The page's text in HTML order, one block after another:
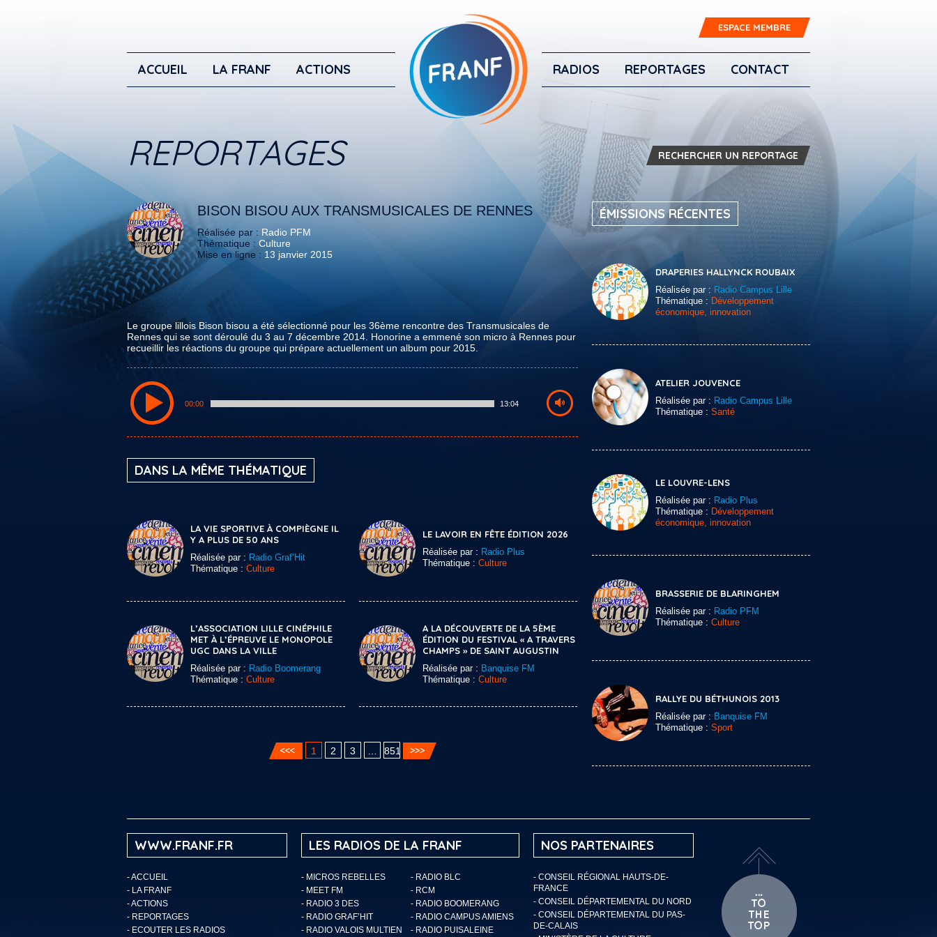
ESPACE MEMBRE
ACCUEIL LA FRANF ACTIONS RADIOS REPORTAGES CONTACT
REPORTAGES RECHERCHER UN REPORTAGE
BISON BISOU AUX TRANSMUSICALES DE RENNES
Réalisée par : Radio PFM
Thématique : Culture
Mise en ligne : 13 janvier 2015
Le groupe lillois Bison bisou a été sélectionné pour les 36ème rencontre des Transmusicales de
Rennes qui se sont déroulé du 3 au 7 décembre 2014. Honorine a emmené son micro à Rennes pour
recueillir les réactions du groupe qui prépare actuellement un album pour 2015.
00:00 13:04
DANS LA MÊME THÉMATIQUE
LA VIE SPORTIVE À COMPIÈGNE IL
Y A PLUS DE 50 ANS
Réalisée par : Radio Graf’Hit
Thématique : Culture
LE LAVOIR EN FÊTE ÉDITION 2026
Réalisée par : Radio Plus
Thématique : Culture
L’ASSOCIATION LILLE CINÉPHILE
MET À L’ÉPREUVE LE MONOPOLE
UGC DANS LA VILLE
Réalisée par : Radio Boomerang
Thématique : Culture
A LA DÉCOUVERTE DE LA 5ÈME
ÉDITION DU FESTIVAL « A TRAVERS
CHAMPS » DE SAINT AUGUSTIN
Réalisée par : Banquise FM
Thématique : Culture
1 2 3 851
ÉMISSIONS RÉCENTES
DRAPERIES HALLYNCK ROUBAIX
Réalisée par : Radio Campus Lille
Thématique : Développement
économique, innovation
ATELIER JOUVENCE
Réalisée par : Radio Campus Lille
Thématique : Santé
LE LOUVRE-LENS
Réalisée par : Radio Plus
Thématique : Développement
économique, innovation
BRASSERIE DE BLARINGHEM
Réalisée par : Radio PFM
Thématique : Culture
RALLYE DU BÉTHUNOIS 2013
Réalisée par : Banquise FM
Thématique : Sport
WWW.FRANF.FR
-ACCUEIL
- LA FRANF
-ACTIONS
- REPORTAGES
- ECOUTER LES RADIOS
LES RADIOS DE LA FRANF
- MICROS REBELLES
- RADIO BLC
- MEET FM
- RCM
- RADIO 3 DES
- RADIO BOOMERANG
- RADIO GRAF’HIT
- RADIO CAMPUS AMIENS
- RADIO VALOIS MULTIEN
- RADIO PUISALEINE
NOS PARTENAIRES
- CONSEIL RÉGIONAL HAUTS-DE-
FRANCE
- CONSEIL DÉPARTEMENTAL DU NORD
- CONSEIL DÉPARTEMENTAL DU PAS-
DE-CALAIS